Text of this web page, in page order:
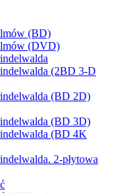
(BD)
(DVD)
(2BD 3-D
(BD 2D)
(BD 3D)
(BD 4K
2-płytowa